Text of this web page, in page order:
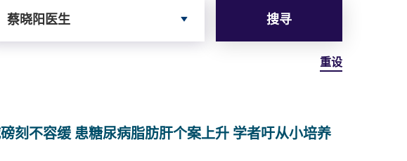
蔡晓阳医生 搜寻
重设
刻不容缓 患糖尿病脂肪肝个案上升 学者吁从小培养